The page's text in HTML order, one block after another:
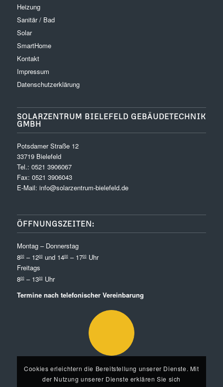
Heizung
Sanitär / Bad
Solar
SmartHome
Kontakt
Impressum
Datenschutzerklärung
SOLARZENTRUM BIELEFELD GEBÄUDETECHNIK
GMBH
Potsdamer Straße 12
33719 Bielefeld
Tel.: 0521 3906067
Fax: 0521 3906043
E-Mail: info@solarzentrum-bielefeld.de
ÖFFNUNGSZEITEN:
Montag – Donnerstag
800– 1200und 1400– 1700Uhr
Freitags
800– 1300Uhr
Termine nach telefonischer Vereinbarung
Cookies erleichtern die Bereitstellung unserer Dienste. Mit
der Nutzung unserer Dienste erklären Sie sich